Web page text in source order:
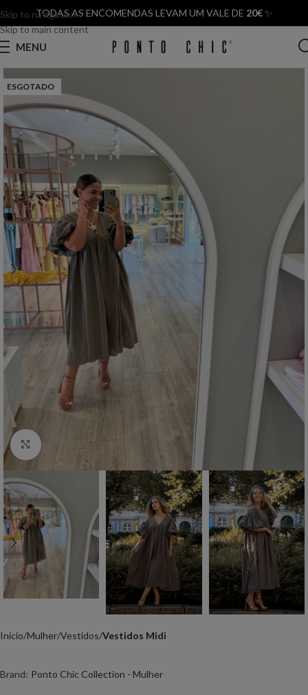
Skip to navigation
Skip to main content
TODAS AS ENCOMENDAS LEVAM UM VALE DE 20€✨
MENU
ESGOTADO
Click to enlarge
Início Mulher Vestidos Vestidos Midi
Brand: Ponto Chic Collection - Mulher